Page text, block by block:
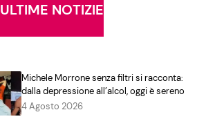
ULTIME NOTIZIE
Michele Morrone senza filtri si racconta:
dalla depressione all’alcol, oggi è sereno
4 Agosto 2026